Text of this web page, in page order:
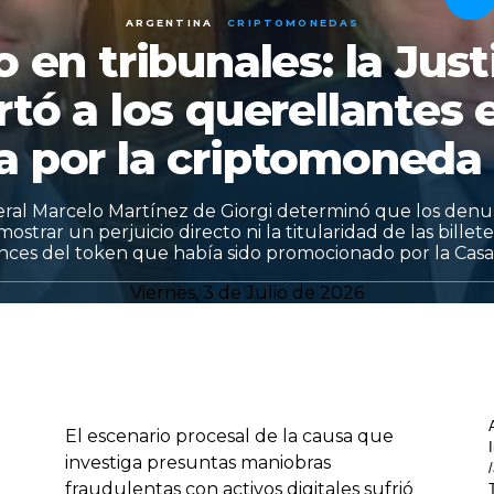
ARGENTINA CRIPTOMONEDAS
en tribunales: la
a los querellantes
por la criptomoneda
Marcelo Martínez de Giorgi determinó que los
un perjuicio directo ni la titularidad de las
del token que había sido promocionado por la Casa
Viernes, 3 de Julio de 2026
El escenario procesal de la causa que
investiga presuntas maniobras
fraudulentas con activos digitales sufrió